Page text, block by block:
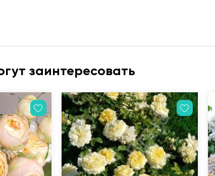
заинтересовать